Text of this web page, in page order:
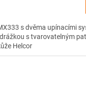
s dvěma upínacími
s tvarovatelným
Helcor